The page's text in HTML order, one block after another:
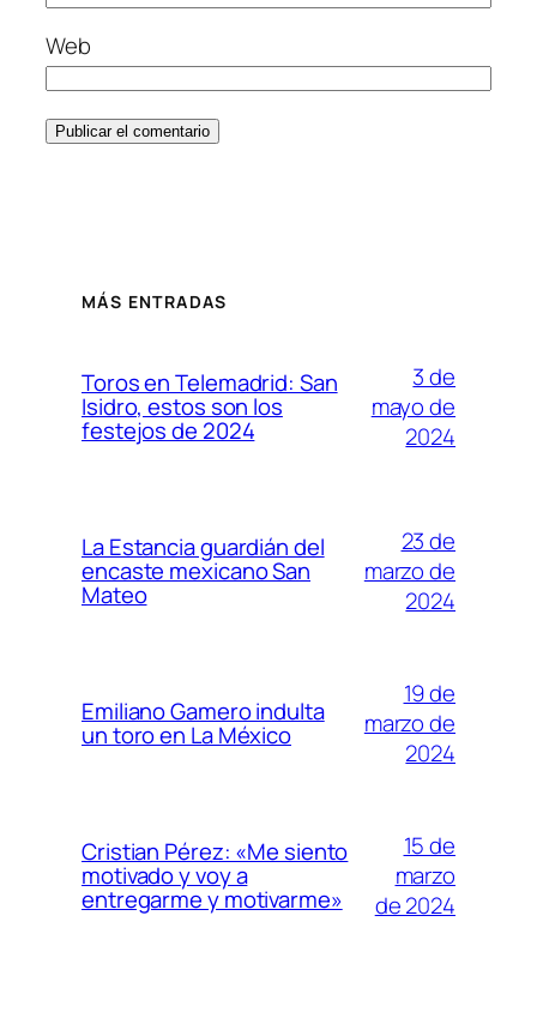
Web
MÁS ENTRADAS
Toros en Telemadrid: San
Isidro, estos son los
festejos de 2024
3 de
mayo de
2024
La Estancia guardián del
encaste mexicano San
Mateo
23 de
marzo de
2024
Emiliano Gamero indulta
un toro en La México
19 de
marzo de
2024
Cristian Pérez: «Me siento
motivado y voy a
entregarme y motivarme»
15 de
marzo
de 2024